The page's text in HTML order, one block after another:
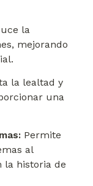
la
mejorando
la lealtad y
una
Permite
al
la historia de